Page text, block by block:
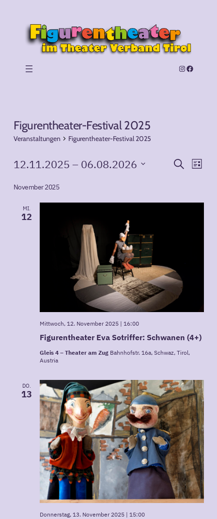
Instagram
Facebook
Figurentheater-Festival 2025
Veranstaltungen Figurentheater-Festival 2025
Veranstaltungen
und
Suche
Liste
12.11.2025 – 06.08.2026
wählen.
November 2025
MI.
12
Figurentheater Eva Sotriffer: Schwanen (4+)
Mittwoch, 12. November 2025 | 16:00
Gleis 4 – Theater am Zug Bahnhofstr. 16a, Schwaz, Tirol,
Austria
DO.
13
Donnerstag, 13. November 2025 | 15:00